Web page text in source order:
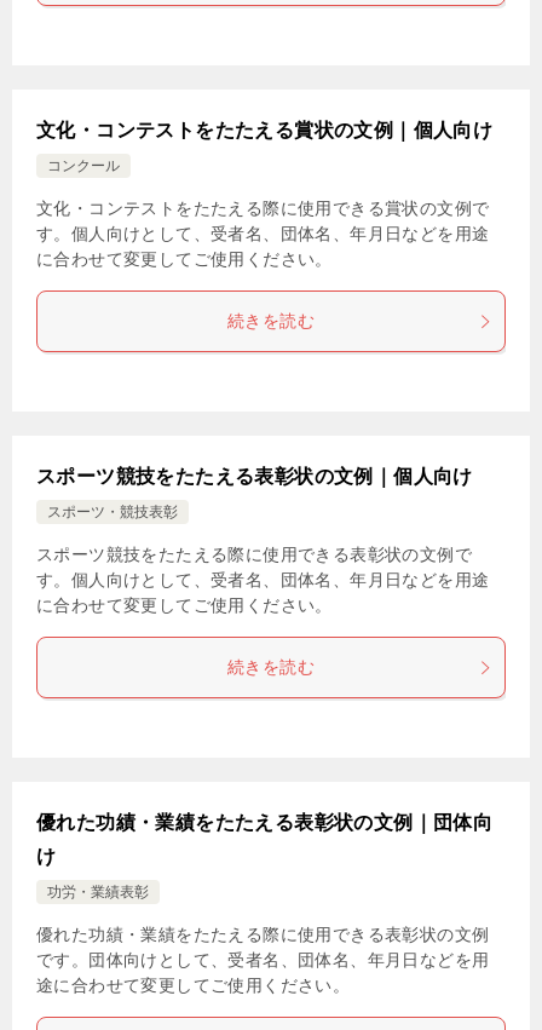
文化・コンテストをたたえる賞状の文例｜個人向け
コンクール
文化・コンテストをたたえる際に使用できる賞状の文例で
す。個人向けとして、受者名、団体名、年月日などを用途
に合わせて変更してご使用ください。
続きを読む
スポーツ競技をたたえる表彰状の文例｜個人向け
スポーツ・競技表彰
スポーツ競技をたたえる際に使用できる表彰状の文例で
す。個人向けとして、受者名、団体名、年月日などを用途
に合わせて変更してご使用ください。
続きを読む
優れた功績・業績をたたえる表彰状の文例｜団体向
け
功労・業績表彰
優れた功績・業績をたたえる際に使用できる表彰状の文例
です。団体向けとして、受者名、団体名、年月日などを用
途に合わせて変更してご使用ください。